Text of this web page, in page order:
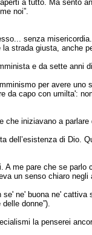
a tutto. Ma sento
noi”.
senza
strada giusta, anche
e da sette anni
per avere
da capo con umilta':
iniziavano a parlare
dell’esistenza di Dio.
A me pare che se
un senso chiaro negli
ne' buona ne' cattiva
donne”).
la penserei